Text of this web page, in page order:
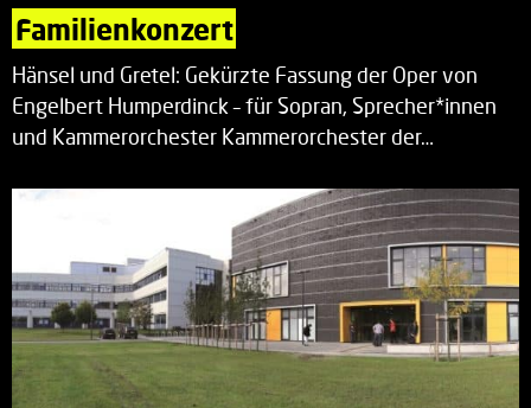
Familienkonzert
Hänsel und Gretel: Gekürzte Fassung der Oper von
Engelbert Humperdinck – für Sopran, Sprecher*innen
und Kammerorchester Kammerorchester der…